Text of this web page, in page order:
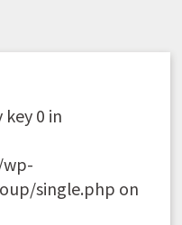
0 in
single.php on